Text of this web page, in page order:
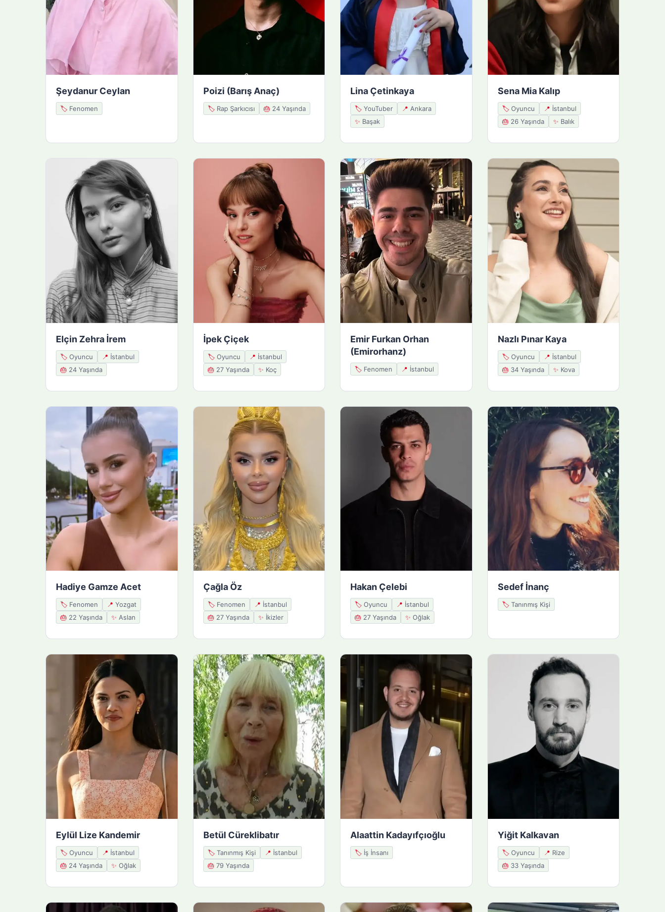
Şeydanur Ceylan
🏷️ Fenomen
Poizi (Barış Anaç)
🏷️Rap Şarkıcısı 🎂24 Yaşında
Lina Çetinkaya
🏷️ YouTuber 📍 Ankara
✨ Başak
Sena Mia Kalıp
🏷️Oyuncu 📍 İstanbul
🎂26 Yaşında ✨ Balık
Elçin Zehra İrem
🏷️ Oyuncu 📍 İstanbul
🎂 24 Yaşında
İpek Çiçek
🏷️Oyuncu 📍 İstanbul
🎂27 Yaşında ✨ Koç
Emir Furkan Orhan
(Emirorhanz)
🏷️ Fenomen 📍 İstanbul
Nazlı Pınar Kaya
🏷️Oyuncu 📍 İstanbul
🎂34 Yaşında ✨ Kova
Hadiye Gamze Acet
🏷️ Fenomen 📍 Yozgat
🎂 22 Yaşında ✨ Aslan
Çağla Öz
🏷️Fenomen 📍 İstanbul
🎂27 Yaşında ✨ İkizler
Hakan Çelebi
🏷️ Oyuncu 📍 İstanbul
🎂 27 Yaşında ✨ Oğlak
Sedef İnanç
🏷️Tanınmış Kişi
Eylül Lize Kandemir
🏷️ Oyuncu 📍 İstanbul
🎂 24 Yaşında ✨ Oğlak
Betül Cüreklibatır
🏷️Tanınmış Kişi 📍 İstanbul
🎂79 Yaşında
Alaattin Kadayıfçıoğlu
🏷️ İş İnsanı
Yiğit Kalkavan
🏷️Oyuncu 📍 Rize
🎂33 Yaşında